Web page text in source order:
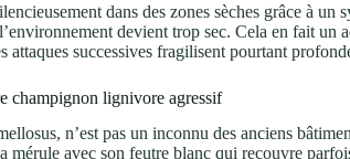
dans des zones sèches grâce à un
devient trop sec. Cela en fait un
attaques successives fragilisent pourtant
champignon lignivore agressif
n’est pas un inconnu des anciens
mérule avec son feutre blanc qui recouvre